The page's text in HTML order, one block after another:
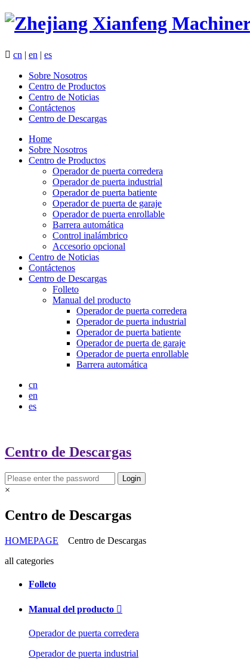
 cn | en | es
Sobre Nosotros
Centro de Productos
Centro de Noticias
Contáctenos
Centro de Descargas
Home
Sobre Nosotros
Centro de Productos
Operador de puerta corredera
Operador de puerta industrial
Operador de puerta batiente
Operador de puerta de garaje
Operador de puerta enrollable
Barrera automática
Control inalámbrico
Accesorio opcional
Centro de Noticias
Contáctenos
Centro de Descargas
Folleto
Manual del producto
Operador de puerta corredera
Operador de puerta industrial
Operador de puerta batiente
Operador de puerta de garaje
Operador de puerta enrollable
Barrera automática
cn
en
es
Centro de Descargas
×
Centro de Descargas
HOMEPAGE
Centro de Descargas
all categories
Folleto
Manual del producto 
Operador de puerta corredera
Operador de puerta industrial